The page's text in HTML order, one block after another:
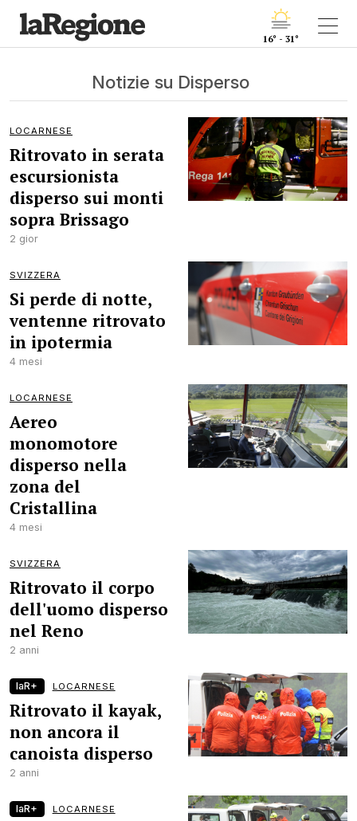
16° - 31°
Notizie su Disperso
LOCARNESE
Ritrovato in serata
escursionista
disperso sui monti
sopra Brissago
2 gior
SVIZZERA
Si perde di notte,
ventenne ritrovato
in ipotermia
4 mesi
LOCARNESE
Aereo
monomotore
disperso nella
zona del
Cristallina
4 mesi
SVIZZERA
Ritrovato il corpo
dell'uomo disperso
nel Reno
2 anni
laR+ LOCARNESE
Ritrovato il kayak,
non ancora il
canoista disperso
2 anni
laR+ LOCARNESE